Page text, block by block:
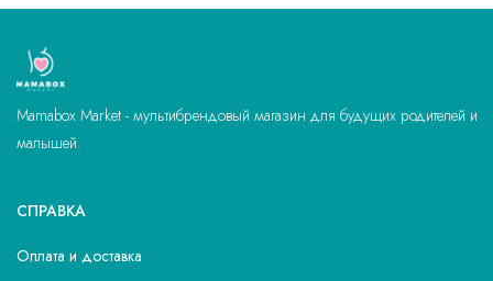
Mamabox Market - мультибрендовый магазин для будущих родителей и
малышей.
СПРАВКА
Оплата и доставка